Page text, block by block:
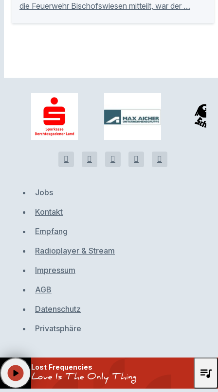
die Feuerwehr Bischofswiesen mitteilt, war der …
Jobs
Kontakt
Empfang
Radioplayer & Stream
Impressum
AGB
Datenschutz
Privatsphäre
Lost Frequencies
Love Is The Only Thing
play_arrow queue_music